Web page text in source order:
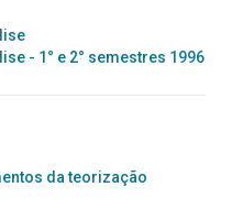
- 1° e 2° semestres 1996
da teorização